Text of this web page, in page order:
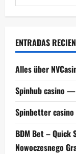
ENTRADAS
Alles über
Spinhub casino
Spinbetter
BDM Bet – Quick
Nowoczesnego